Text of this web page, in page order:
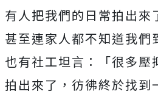
有人把我們的日常拍出來
甚至連家人都不知道我們
也有社工坦言：「很多壓
拍出來了，彷彿終於找到